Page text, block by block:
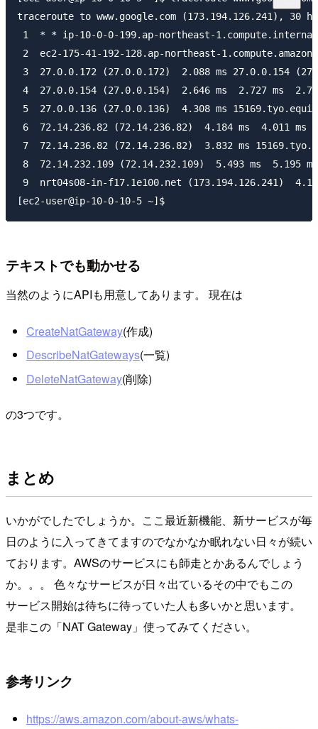
traceroute to www.google.com (173.194.126.241), 30
1  * * ip-10-0-0-199.ap-northeast-
2  ec2-175-41-192-128.ap-northeast-
3  27.0.0.172 (27.0.0.172)  2.088 ms 27.0.0.154
4  27.0.0.154 (27.0.0.154)  2.646 ms  2.727 ms
5  27.0.0.136 (27.0.0.136)  4.308 ms
6  72.14.236.82 (72.14.236.82)  4.184 ms  4.011 ms
7  72.14.236.82 (72.14.236.82)  3.832 ms
8  72.14.232.109 (72.14.232.109)  5.493 ms  5.195
9  nrt04s08-in-f17.1e100.net (173.194.126.241)
テキストでも動かせる
当然のようにAPIも用意してあります。 現在は
CreateNatGateway(作成)
DescribeNatGateways(一覧)
DeleteNatGateway(削除)
の3つです。
まとめ
いかがでしたでしょうか。ここ最近新機能、新サービスが毎
日のように入ってきてますのでなかなか眠れない日々が続い
ております。AWSのサービスにも師走とかあるんでしょう
か。。。 色々なサービスが日々出ているその中でもこの
サービス開始は待ちに待っていた人も多いかと思います。
是非この「NAT Gateway」使ってみてください。
参考リンク
https://aws.amazon.com/about-aws/whats-